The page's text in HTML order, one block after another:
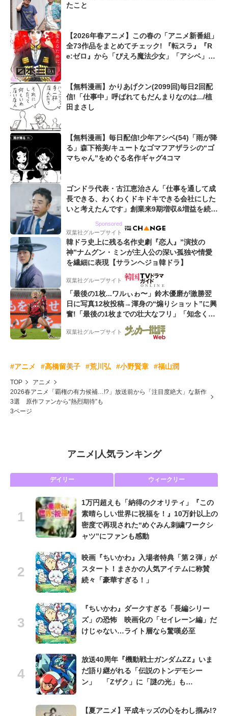
たこと
【2026年春アニメ】この春の「アニメ新番組」
全73作品をまとめてチェック! 『転スラ』『R
e:ゼロ』から「ぴえろ魔法少女」「アシベ」ま
【無料漫画】かりあげクン(2099回)毎日2回配
信!「仕事中」呼ばれてもだんまりなのは.../植
田まさし
【無料漫画】毎日配信!少年アシベ(54)「雨が降
る」森下裕美/キュートなゴマフアザラシの“ゴ
マちゃん”をめぐる名作ギャグ4コマ
ゴンドラ代表・古江恵治さん「仕事を通して成
長できる、わくわくドキドキできる会社にした
いと考えたんです」創業来9期増収&増益を続け
Sponsored
双葉社グループサイト
韓ドラ史上に残る名作史劇『恋人』”演技の
神”ナムグン・ミンが主人公の深い孤独や情愛
を繊細に表現【サランヘジョ韓ドラ】
双葉社グループサイト
「最後の1枚...ワルぃゎ〜」鈴木優磨が激勝翌
日に写真12枚投稿→渾身の“煽りショット”に興
奮!「最後の1枚までの壮大なフリ」「知念くん
のことどんだけ好きなんよw」
双葉社グループサイト
#アニメ #高橋留美子 #荒川弘 #小野賢章 #福山潤
TOP
アニメ
2026春アニメ「覇権の有力候補…!?」放送前から「注目度絶大」な新作
3選 原作ファンから“熱烈期待”も
3ページ
アニメ| 人気ランキング
デイリー ウィークリー
1万円超えも「納得のクオリティ」『この
素晴らしい世界に祝福を！』10万針以上の
密度で再現された“めぐみん刺繍ワークシ
ャツ”にファンも感動
映画『ちいかわ』入場者特典「第２弾」が
スタート！まさかの人気アイテムに称賛
続々「豪華すぎる！」
『ちいかわ』ダークすぎる「長編シリー
ズ」の恐怖 映画化の「セイレーン編」だ
けじゃない…ライト層なら驚嘆必至
放送40周年『機動戦士ガンダムZZ』いま
だ語り継がれる「伝説のトンデモシー
ン」 「Zザク」に「謎の光」も…
【夏アニメ】平成キッズの心をわし掴み!?